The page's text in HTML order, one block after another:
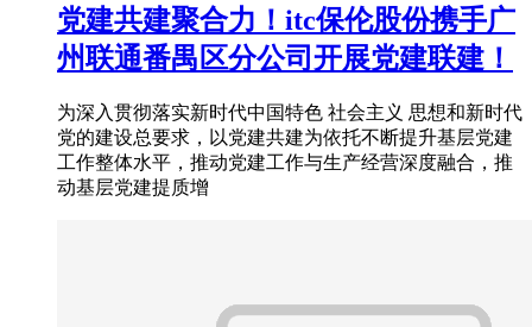
党建共建聚合力！itc保伦股份携手广
州联通番禺区分公司开展党建联建！
为深入贯彻落实新时代中国特色 社会主义 思想和新时代
党的建设总要求，以党建共建为依托不断提升基层党建
工作整体水平，推动党建工作与生产经营深度融合，推
动基层党建提质增